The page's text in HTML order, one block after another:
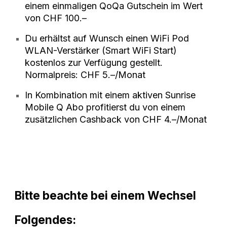
einem einmaligen QoQa Gutschein im Wert
von CHF 100.–
Du erhältst auf Wunsch einen WiFi Pod
WLAN-Verstärker (Smart WiFi Start)
kostenlos zur Verfügung gestellt.
Normalpreis: CHF 5.–/Monat
In Kombination mit einem aktiven Sunrise
Mobile Q Abo profitierst du von einem
zusätzlichen Cashback von CHF 4.–/Monat
Bitte beachte bei einem Wechsel
Folgendes: